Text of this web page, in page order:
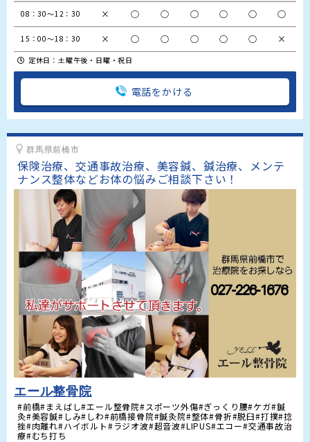
08：30～12：30 × ○ ○ ○ ○ ○ ○
15：00～18：30 × ○ ○ ○ ○ ○ ×
定休日：土曜午後・日曜・祝日
電話をかける
群馬県前橋市
保険治療、交通事故治療、美容鍼、鍼治療、メンテ
ナンス整体などお体の悩みご相談下さい！
エール整骨院
#前橋#まえばし#エール整骨院#スポーツ外傷#ぎっくり腰#ケガ#鍼
灸#美容鍼#しみ#しわ#前橋接骨院#鍼灸院#整体#骨折#脱臼#打撲#捻
挫#肉離れ#ハイボルト#ラジオ波#超音波#LIPUS#エコー#交通事故治
療#むち打ち